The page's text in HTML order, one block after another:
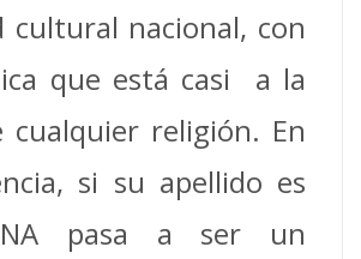
cultural nacional, con
que está casi a la
cualquier religión. En
si su apellido es
pasa a ser un